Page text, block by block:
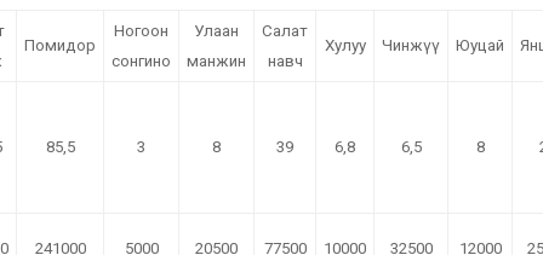
Помидор
Ногоон
сонгино
Улаан
манжин
Салат
навч
Хулуу Чинжүү Юуцай
85,5 3 8 39 6,8 6,5 8
241000 5000 20500 77500 10000 32500 12000